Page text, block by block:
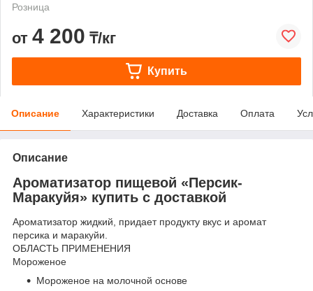
Розница
от 4 200 ₸/кг
Купить
Описание Характеристики Доставка Оплата
Описание
Ароматизатор пищевой «Персик-
Маракуйя» купить с доставкой
Ароматизатор жидкий, придает продукту вкус и аромат
персика и маракуйи.
ОБЛАСТЬ ПРИМЕНЕНИЯ
Мороженое
Мороженое на молочной основе